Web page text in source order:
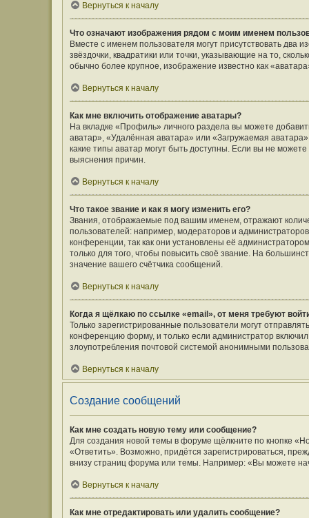
Вернуться к началу
Что означают изображения рядом с моим именем
Вместе с именем пользователя могут присутствовать
звёздочки, квадратики или точки, указывающие на то,
обычно более крупное, изображение известно как
Вернуться к началу
Как мне включить отображение аватары?
На вкладке «Профиль» личного раздела вы можете
аватар», «Удалённая аватара» или «Загружаемая
какие типы аватар могут быть доступны. Если вы не
выяснения причин.
Вернуться к началу
Что такое звание и как я могу изменить его?
Звания, отображаемые под вашим именем, отражают
пользователей: например, модераторов и
конференции, так как они установлены её
только для того, чтобы повысить своё звание. На
значение вашего счётчика сообщений.
Вернуться к началу
Когда я щёлкаю по ссылке «email», от меня требуют
Только зарегистрированные пользователи могут
конференцию форму, и только если администратор
злоупотребления почтовой системой анонимными
Вернуться к началу
Создание сообщений
Как мне создать новую тему или сообщение?
Для создания новой темы в форуме щёлкните по кнопке
«Ответить». Возможно, придётся зарегистрироваться,
внизу страниц форума или темы. Например: «Вы можете
Вернуться к началу
Как мне отредактировать или удалить сообщение?